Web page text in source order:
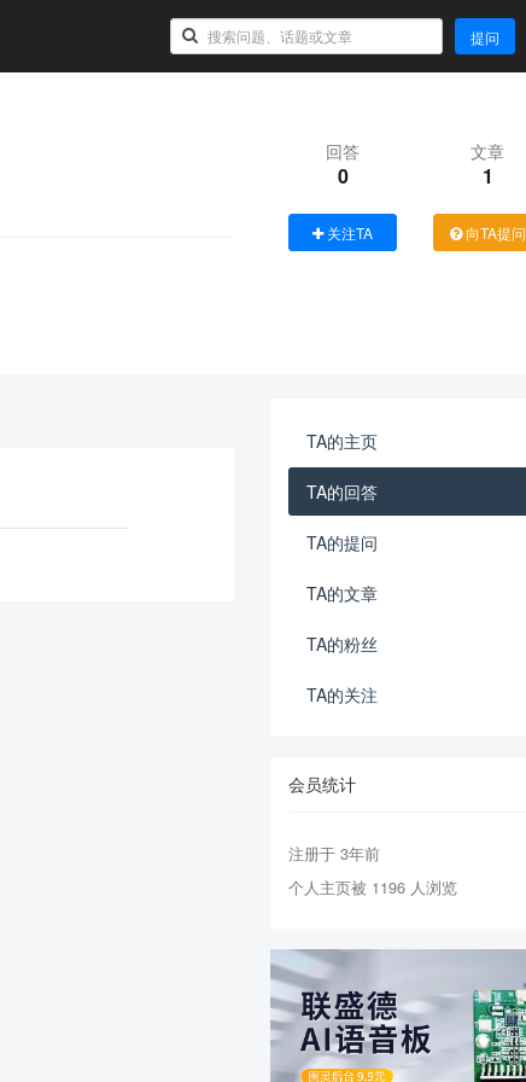
提问
回答
0
文章
1
关注TA 向TA提问
TA的主页
TA的回答
TA的提问
TA的文章
TA的粉丝
TA的关注
会员统计
注册于 3年前
个人主页被 1196 人浏览